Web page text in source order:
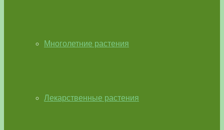
Многолетние растения
Лекарственные растения